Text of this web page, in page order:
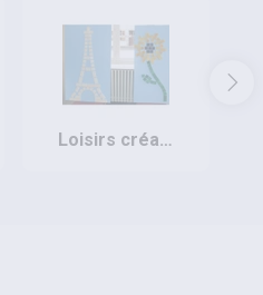
loisirs créatifs